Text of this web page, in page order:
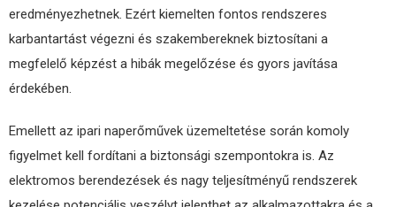
eredményezhetnek. Ezért kiemelten fontos rendszeres
karbantartást végezni és szakembereknek biztosítani a
megfelelő képzést a hibák megelőzése és gyors javítása
érdekében.
Emellett az ipari naperőművek üzemeltetése során komoly
figyelmet kell fordítani a biztonsági szempontokra is. Az
elektromos berendezések és nagy teljesítményű rendszerek